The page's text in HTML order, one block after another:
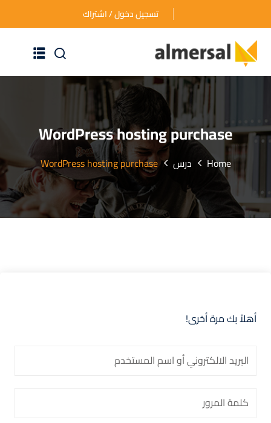
تسجيل دخول / اشتراك
الرئيسية
عن الأكاديمية
دوراتنا التدريبية
الأسئلة المتكررة
اتصل بنا
WordPress hosting purchase
Home درس WordPress hosting purchase
أهلاً بك مرة أخرى!